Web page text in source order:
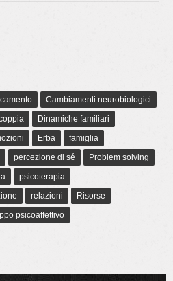
Cambiamenti neurobiologici
Dinamiche familiari
Erba
famiglia
percezione di sé
Problem solving
psicoterapia
relazioni
Risorse
psicoaffettivo